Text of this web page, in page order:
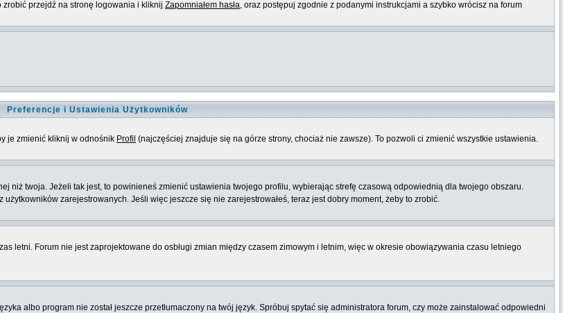
zrobić przejdź na stronę logowania i kliknij Zapomniałem hasła, oraz postępuj zgodnie z podanymi instrukcjami a szybko wrócisz na forum
Preferencje i Ustawienia Użytkowników
je zmienić kliknij w odnośnik Profil (najczęściej znajduje się na górze strony, chociaż nie zawsze). To pozwoli ci zmienić wszystkie ustawienia.
niż twoja. Jeżeli tak jest, to powinieneś zmienić ustawienia twojego profilu, wybierając strefę czasową odpowiednią dla twojego obszaru.
zarejestrowanych. Jeśli więc jeszcze się nie zarejestrowałeś, teraz jest dobry moment, żeby to zrobić.
letni. Forum nie jest zaprojektowane do osbługi zmian między czasem zimowym i letnim, więc w okresie obowiązywania czasu letniego
albo program nie został jeszcze przetłumaczony na twój język. Spróbuj spytać się administratora forum, czy może zainstalować odpowiedni